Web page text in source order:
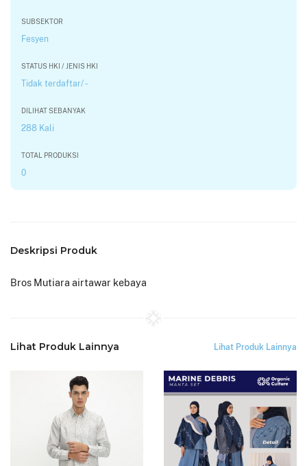
SUBSEKTOR
Fesyen
STATUS HKI / JENIS HKI
Tidak terdaftar/ -
DILIHAT SEBANYAK
288 Kali
TOTAL PRODUKSI
0
Deskripsi Produk
Bros Mutiara airtawar kebaya
Lihat Produk Lainnya Lihat Produk Lainnya